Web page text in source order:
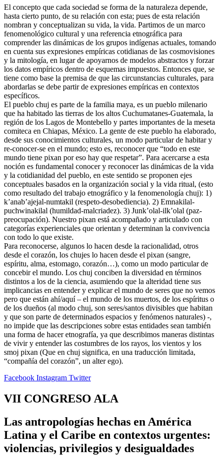
El concepto que cada sociedad se forma de la naturaleza depende,
hasta cierto punto, de su relación con esta; pues de esta relación
nombran y conceptualizan su vida, la vida. Partimos de un marco
fenomenológico cultural y una referencia etnográfica para
comprender las dinámicas de los grupos indígenas actuales, tomando
en cuenta sus expresiones empíricas cotidianas de las cosmovisiones
y la mitología, en lugar de apoyarnos de modelos abstractos y forzar
los datos empíricos dentro de esquemas impuestos. Entonces que, se
tiene como base la premisa de que las circunstancias culturales, para
abordarlas se debe partir de expresiones empíricas en contextos
específicos.
El pueblo chuj es parte de la familia maya, es un pueblo milenario
que ha habitado las tierras de los altos Cuchumatanes-Guatemala, la
región de los Lagos de Montebello y partes importantes de la meseta
comiteca en Chiapas, México. La gente de este pueblo ha elaborado,
desde sus conocimientos culturales, un modo particular de habitar y
re-conocer-se en el mundo; esto es, reconocer que “todo en este
mundo tiene pixan por eso hay que respetar”. Para acercarse a esta
noción es fundamental conocer y reconocer las dinámicas de la vida
y la cotidianidad del pueblo, en este sentido se proponen ejes
conceptuales basados en la organización social y la vida ritual, (esto
como resultado del trabajo etnográfico y la fenomenología chuj): 1)
k’anab’ajejal-numtakil (respeto-desobediencia). 2) Emnakilal-
puchwinakilal (humildad-malcriadez). 3) Junk’olal-ilk’olal (paz-
preocupación). Nuestro pixan está acompañado y articulado con
categorías experienciales que orientan y determinan la convivencia
con todo lo que existe.
Para reconocerse, algunos lo hacen desde la racionalidad, otros
desde el corazón, los chujes lo hacen desde el pixan (sangre,
espíritu, alma, estomago, corazón…), como un modo particular de
concebir el mundo. Los chuj conciben la diversidad en términos
distintos a los de la ciencia, asumiendo que la alteridad tiene sus
implicancias en entender y explicar el mundo de seres que no vemos
pero que están ahí/aquí – el mundo de los muertos, de los espíritus o
de los dueños (al modo chuj, son seres/santos divisibles que habitan
y que son parte de determinados espacios y fenómenos naturales) -,
no impide que las descripciones sobre estas entidades sean también
una forma de hacer etnografía, ya que describimos maneras distintas
de vivir y entender las costumbres de los rayos, los vientos y los
smoj pixan (Que en chuj significa, en una traducción limitada,
“compañía del corazón”, un alter ego).
Facebook Instagram Twitter
VII CONGRESO ALA
Las antropologías hechas en América
Latina y el Caribe en contextos urgentes:
violencias, privilegios y desigualdades